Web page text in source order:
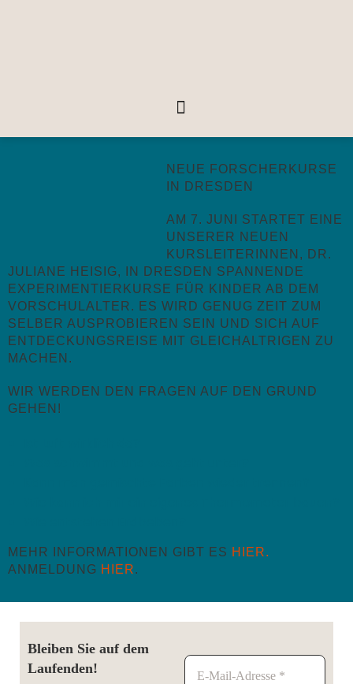
NEUE FORSCHERKURSE
IN DRESDEN
AM 7. JUNI STARTET EINE
UNSERER NEUEN
KURSLEITERINNEN, DR.
JULIANE HEISIG, IN DRESDEN SPANNENDE
EXPERIMENTIERKURSE FÜR KINDER AB DEM
VORSCHULALTER. ES WIRD GENUG ZEIT ZUM
SELBER AUSPROBIEREN SEIN UND SICH AUF
ENTDECKUNGSREISE MIT GLEICHALTRIGEN ZU
MACHEN.
WIR WERDEN DEN FRAGEN AUF DEN GRUND
GEHEN!
MEHR INFORMATIONEN GIBT ES HIER.
ANMELDUNG HIER.
Bleiben Sie auf dem
Laufenden!